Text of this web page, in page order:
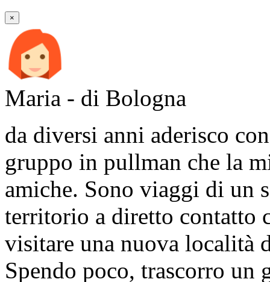
×
Maria - di Bologna
da diversi anni aderisco
gruppo in pullman che la
amiche. Sono viaggi di un
territorio a diretto contatto
visitare una nuova località
Spendo poco, trascorro